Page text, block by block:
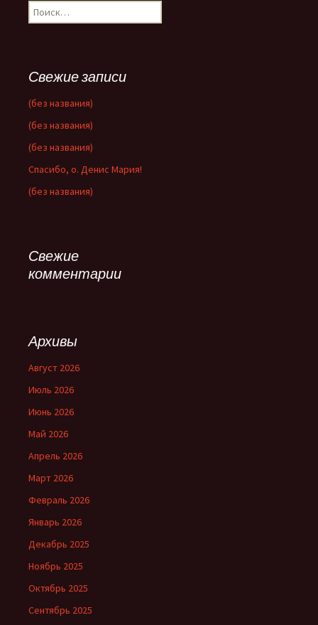
Найти:
Свежие записи
(без названия)
(без названия)
(без названия)
Спасибо, о. Денис Мария!
(без названия)
Свежие
комментарии
Архивы
Август 2026
Июль 2026
Июнь 2026
Май 2026
Апрель 2026
Март 2026
Февраль 2026
Январь 2026
Декабрь 2025
Ноябрь 2025
Октябрь 2025
Сентябрь 2025